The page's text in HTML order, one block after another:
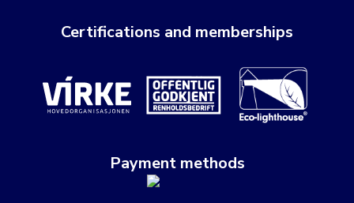
Certifications and memberships
Payment methods